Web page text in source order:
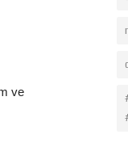
ve